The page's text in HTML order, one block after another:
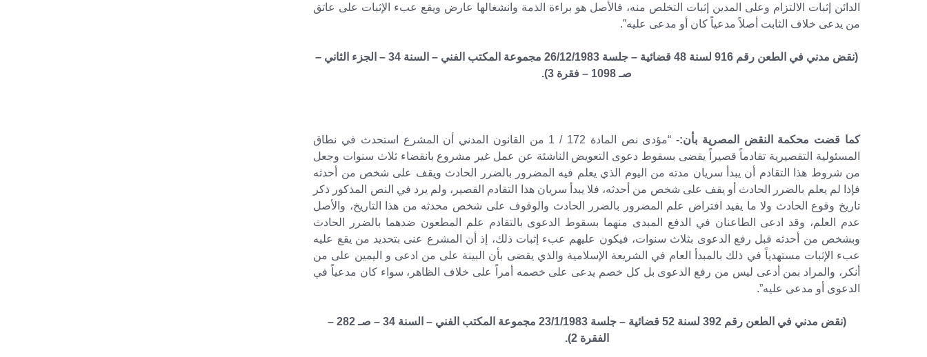
الدائن إثبات الالتزام وعلى المدين إثبات التخلص منه، فالأصل هو براءة الذمة وانشغالها عارض ويقع عبء الإثبات على عاتق
من يدعى خلاف الثابت أصلاً مدعياً كان أو مدعى عليه”.
(نقض مدني في الطعن رقم 916 لسنة 48 قضائية – جلسة 26/12/1983 مجموعة المكتب الفني – السنة 34 – الجزء الثاني –
صـ 1098 – فقرة 3).
كما قضت محكمة النقض المصرية بأن:-
“مؤدى نص المادة 172 / 1 من القانون المدني أن المشرع استحدث في نطاق
المسئولية التقصيرية تقادماً قصيراً يقضى بسقوط دعوى التعويض الناشئة عن عمل غير مشروع بانقضاء ثلاث سنوات وجعل
من شروط هذا التقادم أن يبدأ سريان مدته من اليوم الذي يعلم فيه المضرور بالضرر الحادث ويقف على شخص من أحدثه
فإذا لم يعلم بالضرر الحادث أو يقف على شخص من أحدثه، فلا يبدأ سريان هذا التقادم القصير، ولم يرد في النص المذكور ذكر
تاريخ وقوع الحادث ولا ما يفيد افتراض علم المضرور بالضرر الحادث والوقوف على شخص محدثه من هذا التاريخ، والأصل
عدم العلم، وقد ادعى الطاعنان في الدفع المبدى منهما بسقوط الدعوى بالتقادم علم المطعون ضدهما بالضرر الحادث
وبشخص من أحدثه قبل رفع الدعوى بثلاث سنوات، فيكون عليهم عبء إثبات ذلك، إذ أن المشرع عنى بتحديد من يقع عليه
عبء الإثبات مستهدياً في ذلك بالمبدأ العام في الشريعة الإسلامية والذي يقضى بأن البينة على من ادعى و اليمين على من
أنكر، والمراد بمن أدعى ليس من رفع الدعوى بل كل خصم يدعى على خصمه أمراً على خلاف الظاهر، سواء كان مدعياً في
الدعوى أو مدعى عليه”.
(نقض مدني في الطعن رقم 392 لسنة 52 قضائية – جلسة 23/1/1983 مجموعة المكتب الفني – السنة 34 – صـ 282 –
الفقرة 2).